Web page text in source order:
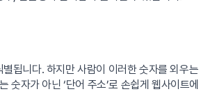
됩니다. 하지만 사람이 이러한 숫자를 외
자가 아닌 ‘단어 주소’로 손쉽게 웹사이트